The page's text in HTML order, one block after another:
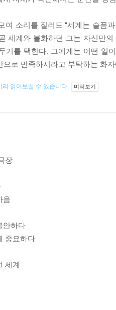
여 소리를 질러도 “세계는 슬픔
세계와 불화하던 그는 자신만
기를 택한다. 그에게는 어떤 일
으로 만족하시라고 부탁하는 화
읽어보실 수 있습니다. 미리보기
장
음
안하다
중요하다
세계